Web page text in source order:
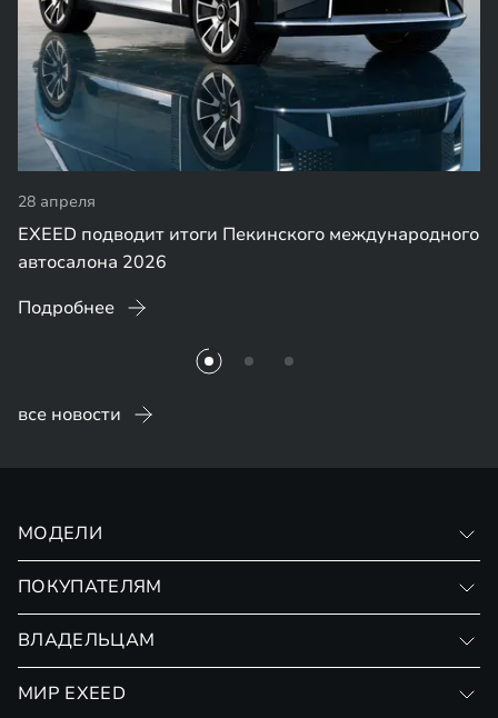
28 апреля
EXEED подводит итоги Пекинского международного
автосалона 2026
Подробнее
все новости
МОДЕЛИ
ПОКУПАТЕЛЯМ
Страхование
ВЛАДЕЛЬЦАМ
МИР EXEED